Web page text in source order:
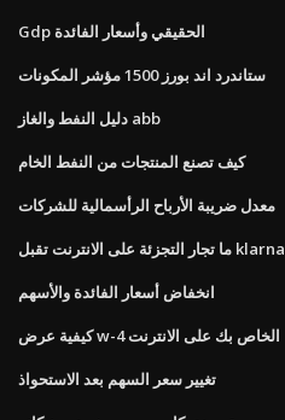
Gdp الحقيقي وأسعار الفائدة
ستاندرد اند بورز 1500 مؤشر المكونات
دليل النفط والغاز abb
كيف تصنع المنتجات من النفط الخام
معدل ضريبة الأرباح الرأسمالية للشركات
ما تجار التجزئة على الانترنت تقبل klarna
انخفاض أسعار الفائدة والأسهم
كيفية عرض w-4 الخاص بك على الانترنت
تغيير سعر السهم بعد الاستحواذ